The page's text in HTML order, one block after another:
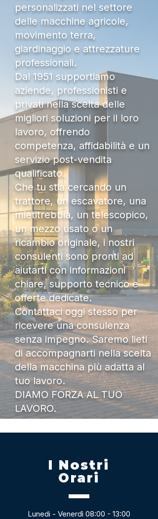
personalizzati nel settore
delle macchine agricole,
movimento terra,
giardinaggio e attrezzature
professionali.
Dal 1951 supportiamo
aziende, professionisti e
privati nella scelta delle
migliori soluzioni per il loro
lavoro, offrendo
competenza, affidabilità e un
servizio post-vendita
qualificato.
Che tu stia cercando un
trattore, un escavatore, una
mietitrebbia, un telescopico,
un mezzo usato o un
ricambio originale, i nostri
consulenti sono pronti ad
aiutarti con informazioni
chiare, supporto tecnico e
offerte dedicate.
Contattaci oggi stesso per
ricevere una consulenza
senza impegno. Saremo lieti
di accompagnarti nella scelta
della macchina più adatta al
tuo lavoro.
DIAMO FORZA AL TUO
LAVORO.
I Nostri
Orari
Lunedi - Venerdì 08:00 - 13:00